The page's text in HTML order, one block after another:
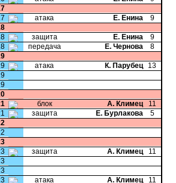
атака Е. Енина
9
защита Е. Енина
9
передача Е. Чернова
8
атака К. Парубец
13
блок А. Климец
11
защита Е. Бурлакова
5
защита А. Климец
11
атака А. Климец 11